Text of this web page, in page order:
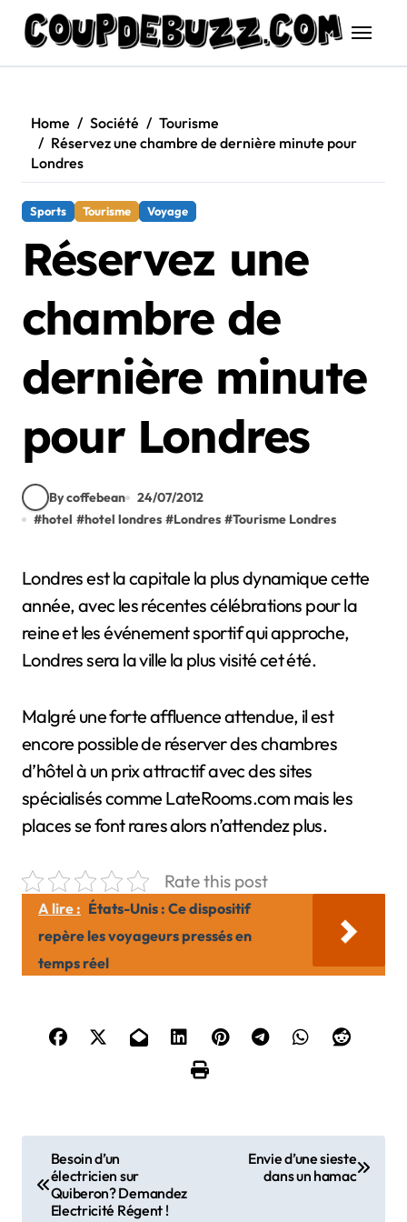
content
Home Société
Tourisme
Réservez une chambre de dernière minute pour
Londres
Sports Tourisme Voyage
Réservez une
chambre de
dernière minute
pour Londres
By coffebean
24/07/2012
#hotel #hotel londres #Londres #Tourisme Londres
Londres est la capitale la plus dynamique cette
année, avec les récentes célébrations pour la
reine et les événement sportif qui approche,
Londres sera la ville la plus visité cet été.
Malgré une forte affluence attendue, il est
encore possible de réserver des chambres
d’hôtel à un prix attractif avec des sites
spécialisés comme LateRooms.com mais les
places se font rares alors n’attendez plus.
Rate this post
A lire : États-Unis : Ce dispositif
repère les voyageurs pressés en
temps réel
a
Besoin d’un
électricien sur
Quiberon? Demandez
Electricité Régent !
Envie d’une sieste
dans un hamac